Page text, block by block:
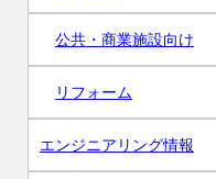
公共・商業施設向け
リフォーム
エンジニアリング情報